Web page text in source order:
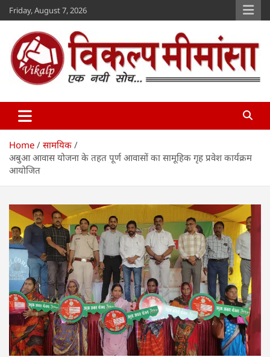
Skip
to
content
Friday, August 7, 2026
Vikalp Mimansa
Home
सामयिक
अबुआ आवास योजना के तहत पूर्ण आवासों का सामूहिक गृह प्रवेश कार्यक्रम
आयोजित